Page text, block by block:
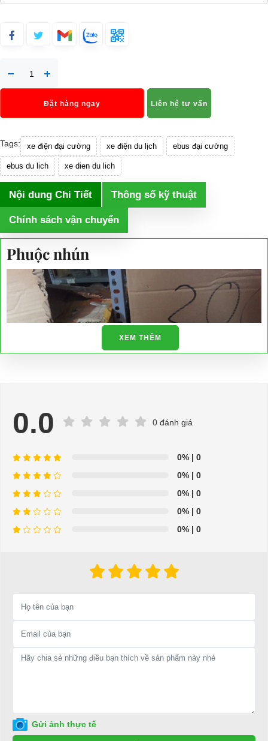
Đặt hàng ngay Liên hệ tư vấn
Tags: xe điện đại cường xe điện du lịch ebus đại cường
ebus du lich xe dien du lich
Nội dung Chi Tiết Thông số kỹ thuật
Chính sách vận chuyển
Phuộc nhún
⇒ Xem thêm: Bạn nên chọn mua Xe điện sân golf chất lượng giá
tốt ở đâu?
Để được tư vấn thêm về cách sử dụng xe ô tô điện để tăng tuổi thọ
cho xe hoặc có vấn đề gì cần được hỗ trợ, quý khách vui lòng liên
LIÊN HỆ CÔNG TY:Công ty TNHH TM DV XNK
Địa chỉ: 845 Quốc Lộ 13, Phường Hiệp Bình Phước, Thành phố
Thủ Đức, TP.HCM
Website:phutungxegolf.com
XEM THÊM
0.0 0 đánh giá
0% | 0
0% | 0
0% | 0
0% | 0
0% | 0
Gửi ảnh thực tế